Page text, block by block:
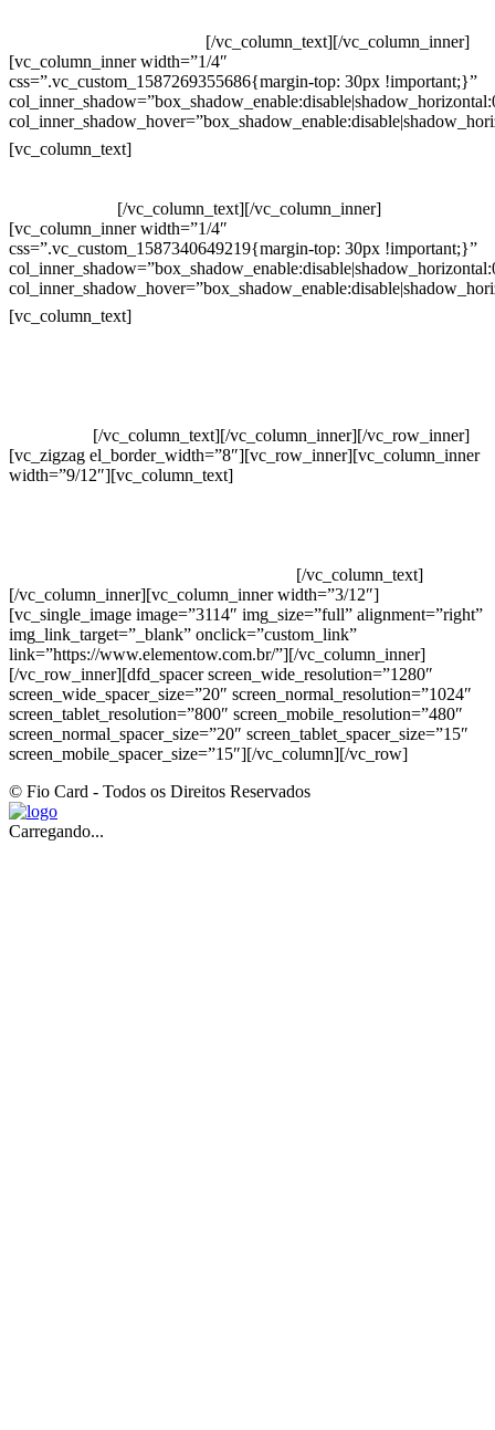
[/vc_column_text][/vc_column_inner]
[vc_column_inner width=”1/4″
css=”.vc_custom_1587269355686{margin-top: 30px !important;}”
[vc_column_text]
[/vc_column_text][/vc_column_inner]
[vc_column_inner width=”1/4″
css=”.vc_custom_1587340649219{margin-top: 30px !important;}”
[vc_column_text]
[/vc_column_text][/vc_column_inner][/vc_row_inner]
[vc_zigzag el_border_width=”8″][vc_row_inner][vc_column_inner
width=”9/12″][vc_column_text]
[/vc_column_text]
[/vc_column_inner][vc_column_inner width=”3/12″]
[vc_single_image image=”3114″ img_size=”full” alignment=”right”
img_link_target=”_blank” onclick=”custom_link”
link=”https://www.elementow.com.br/”][/vc_column_inner]
[/vc_row_inner][dfd_spacer screen_wide_resolution=”1280″
screen_wide_spacer_size=”20″ screen_normal_resolution=”1024″
screen_tablet_resolution=”800″ screen_mobile_resolution=”480″
screen_normal_spacer_size=”20″ screen_tablet_spacer_size=”15″
screen_mobile_spacer_size=”15″][/vc_column][/vc_row]
© Fio Card - Todos os Direitos Reservados
Carregando...